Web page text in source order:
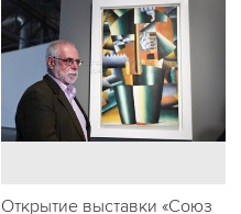
Открытие выставки «Союз